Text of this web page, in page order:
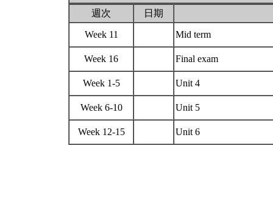
週次 日期
Week 11 Mid term
Week 16 Final exam
Week 1-5 Unit 4
Week 6-10 Unit 5
Week 12-15 Unit 6